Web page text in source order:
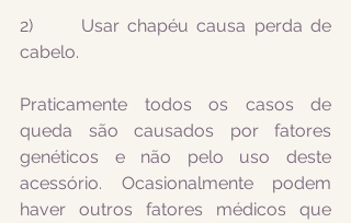
2)      Usar chapéu causa perda de
cabelo.
Praticamente todos os casos de
queda são causados por fatores
genéticos e não pelo uso deste
acessório. Ocasionalmente podem
haver outros fatores médicos que